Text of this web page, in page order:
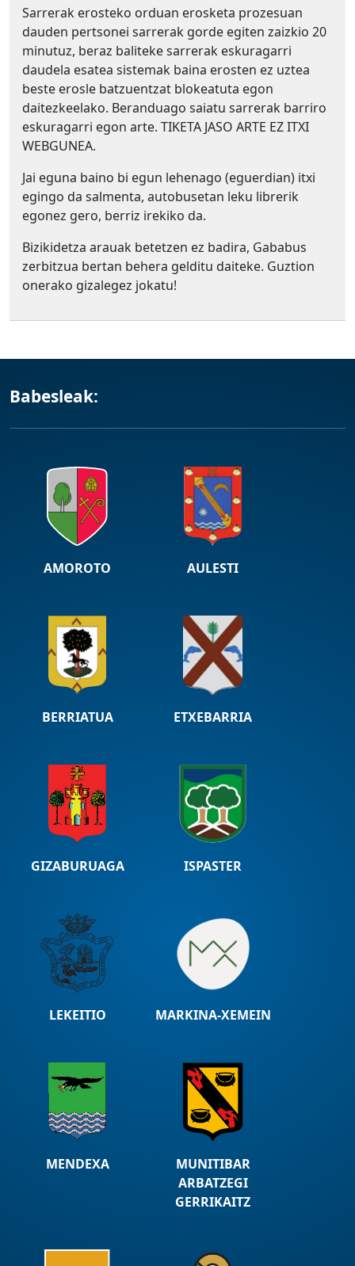
Sarrerak erosteko orduan erosketa prozesuan
dauden pertsonei sarrerak gorde egiten zaizkio 20
minutuz, beraz baliteke sarrerak eskuragarri
daudela esatea sistemak baina erosten ez uztea
beste erosle batzuentzat blokeatuta egon
daitezkeelako. Beranduago saiatu sarrerak barriro
eskuragarri egon arte. TIKETA JASO ARTE EZ ITXI
WEBGUNEA.
Jai eguna baino bi egun lehenago (eguerdian) itxi
egingo da salmenta, autobusetan leku librerik
egonez gero, berriz irekiko da.
Bizikidetza arauak betetzen ez badira, Gababus
zerbitzua bertan behera gelditu daiteke. Guztion
onerako gizalegez jokatu!
Babesleak:
AMOROTO AULESTI
BERRIATUA ETXEBARRIA
GIZABURUAGA ISPASTER
LEKEITIO MARKINA-XEMEIN
MENDEXA
MUNITIBAR
ARBATZEGI
GERRIKAITZ